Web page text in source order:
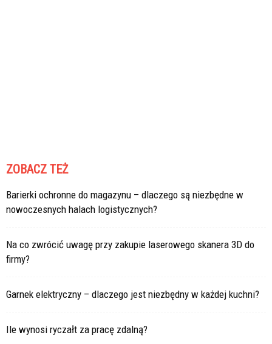
ZOBACZ TEŻ
Barierki ochronne do magazynu – dlaczego są niezbędne w
nowoczesnych halach logistycznych?
Na co zwrócić uwagę przy zakupie laserowego skanera 3D do
firmy?
Garnek elektryczny – dlaczego jest niezbędny w każdej kuchni?
Ile wynosi ryczałt za pracę zdalną?